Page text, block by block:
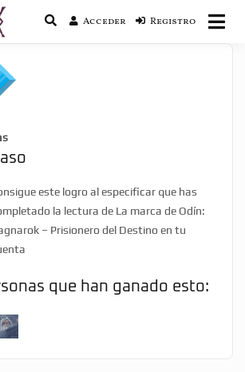
La Marca de Odín
La saga literaria transmedia que fusiona
actualidad con mitología nórdica y
Acceder Registro
este logro al especificar que has
la lectura de La marca de Odín:
– Prisionero del Destino en tu
que han ganado esto: